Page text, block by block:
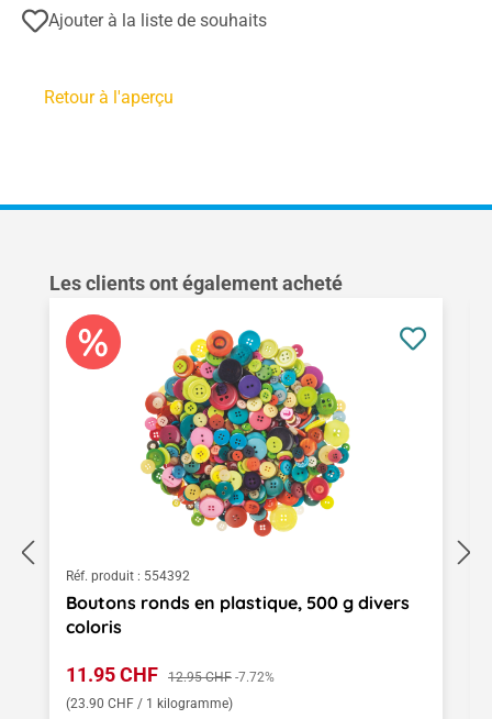
Ajouter à la liste de souhaits
Retour à l'aperçu
Ignorer la galerie de produits
Les clients ont également acheté
Réf. produit : 554392
Boutons ronds en plastique, 500 g divers
coloris
Prix de vente :
11.95 CHF Prix régulier :
12.95 CHF -7.72%
(23.90 CHF / 1 kilogramme)